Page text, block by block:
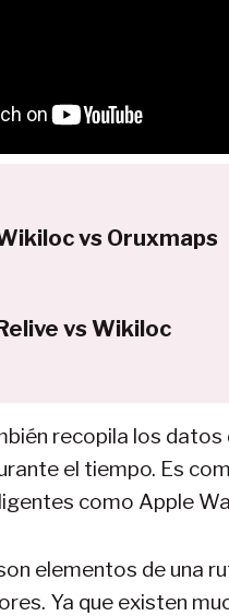
vs Oruxmaps
vs Wikiloc
recopila los
el tiempo. Es
como Apple
elementos de una
Ya que existen